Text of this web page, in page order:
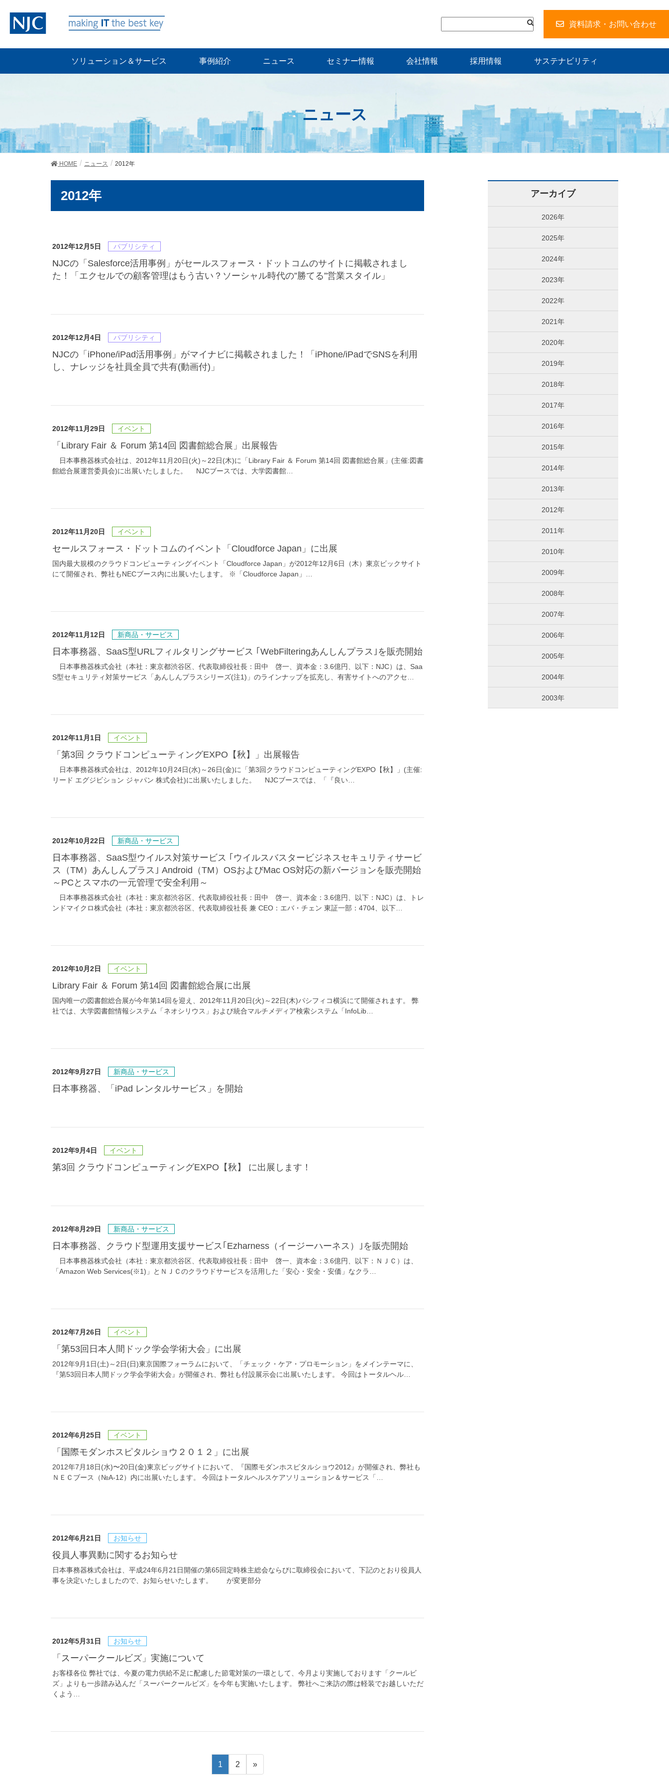
資料請求・お問い合わせ
ソリューション＆サービス 事例紹介 ニュース セミナー情報 会社情報 採用情報 サステナビリティ
ニュース
HOME ニュース 2012年
2012年
2012年12月5日 パブリシティ
NJCの「Salesforce活用事例」がセールスフォース・ドットコムのサイトに掲載されまし
た！「エクセルでの顧客管理はもう古い？ソーシャル時代の”勝てる”営業スタイル」
2012年12月4日 パブリシティ
NJCの「iPhone/iPad活用事例」がマイナビに掲載されました！「iPhone/iPadでSNSを利用
し、ナレッジを社員全員で共有(動画付)」
2012年11月29日 イベント
「Library Fair ＆ Forum 第14回 図書館総合展」出展報告
日本事務器株式会社は、2012年11月20日(火)～22日(木)に「Library Fair ＆ Forum 第14回 図書館総合展」(主催:図書
館総合展運営委員会)に出展いたしました。 NJCブースでは、大学図書館…
2012年11月20日 イベント
セールスフォース・ドットコムのイベント「Cloudforce Japan」に出展
国内最大規模のクラウドコンピューティングイベント「Cloudforce Japan」が2012年12月6日（木）東京ビックサイト
にて開催され、弊社もNECブース内に出展いたします。 ※「Cloudforce Japan」…
2012年11月12日 新商品・サービス
日本事務器、SaaS型URLフィルタリングサービス ｢WebFilteringあんしんプラス｣を販売開始
日本事務器株式会社（本社：東京都渋谷区、代表取締役社長：田中 啓一、資本金：3.6億円、以下：NJC）は、Saa
S型セキュリティ対策サービス「あんしんプラスシリーズ(注1)」のラインナップを拡充し、有害サイトへのアクセ…
2012年11月1日 イベント
「第3回 クラウドコンピューティングEXPO【秋】」出展報告
日本事務器株式会社は、2012年10月24日(水)～26日(金)に「第3回クラウドコンピューティングEXPO【秋】」(主催:
リード エグジビション ジャパン 株式会社)に出展いたしました。 NJCブースでは、「『良い…
2012年10月22日 新商品・サービス
日本事務器、SaaS型ウイルス対策サービス ｢ウイルスバスタービジネスセキュリティサービ
ス（TM）あんしんプラス｣ Android（TM）OSおよびMac OS対応の新バージョンを販売開始
～PCとスマホの一元管理で安全利用～
日本事務器株式会社（本社：東京都渋谷区、代表取締役社長：田中 啓一、資本金：3.6億円、以下：NJC）は、トレ
ンドマイクロ株式会社（本社：東京都渋谷区、代表取締役社長 兼 CEO：エバ・チェン 東証一部：4704、以下…
2012年10月2日 イベント
Library Fair ＆ Forum 第14回 図書館総合展に出展
国内唯一の図書館総合展が今年第14回を迎え、2012年11月20日(火)～22日(木)パシフィコ横浜にて開催されます。 弊
社では、大学図書館情報システム「ネオシリウス」および統合マルチメディア検索システム「InfoLib…
2012年9月27日 新商品・サービス
日本事務器、「iPad レンタルサービス」を開始
2012年9月4日 イベント
第3回 クラウドコンピューティングEXPO【秋】 に出展します！
2012年8月29日 新商品・サービス
日本事務器、クラウド型運用支援サービス｢Ezharness（イージーハーネス）｣を販売開始
日本事務器株式会社（本社：東京都渋谷区、代表取締役社長：田中 啓一、資本金：3.6億円、以下：ＮＪＣ）は、
「Amazon Web Services(※1)」とＮＪＣのクラウドサービスを活用した「安心・安全・安価」なクラ…
2012年7月26日 イベント
「第53回日本人間ドック学会学術大会」に出展
2012年9月1日(土)～2日(日)東京国際フォーラムにおいて、「チェック・ケア・プロモーション」をメインテーマに、
『第53回日本人間ドック学会学術大会』が開催され、弊社も付設展示会に出展いたします。 今回はトータルヘル…
2012年6月25日 イベント
「国際モダンホスピタルショウ２０１２」に出展
2012年7月18日(水)〜20日(金)東京ビッグサイトにおいて、『国際モダンホスピタルショウ2012』が開催され、弊社も
ＮＥＣブース（№A-12）内に出展いたします。 今回はトータルヘルスケアソリューション＆サービス「…
2012年6月21日 お知らせ
役員人事異動に関するお知らせ
日本事務器株式会社は、平成24年6月21日開催の第65回定時株主総会ならびに取締役会において、下記のとおり役員人
事を決定いたしましたので、お知らせいたします。 が変更部分
2012年5月31日 お知らせ
「スーパークールビズ」実施について
お客様各位 弊社では、今夏の電力供給不足に配慮した節電対策の一環として、今月より実施しております「クールビ
ズ」よりも一歩踏み込んだ「スーパークールビズ」を今年も実施いたします。 弊社へご来訪の際は軽装でお越しいただ
くよう…
1 2 »
アーカイブ
2026年
2025年
2024年
2023年
2022年
2021年
2020年
2019年
2018年
2017年
2016年
2015年
2014年
2013年
2012年
2011年
2010年
2009年
2008年
2007年
2006年
2005年
2004年
2003年